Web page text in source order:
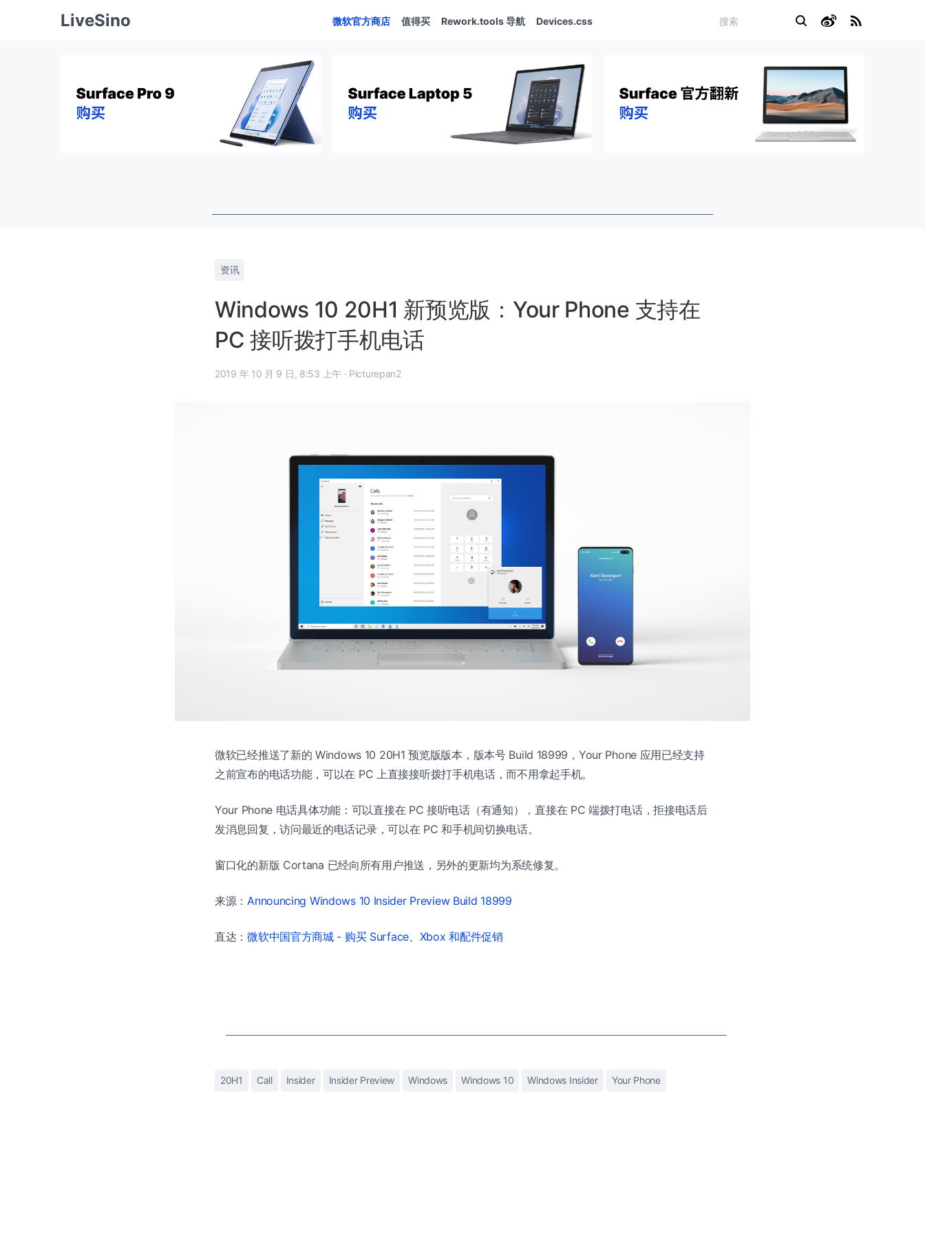
LiveSino 微软官方商店 值得买 Rework.tools 导航 Devices.css
资讯
Windows 10 20H1 新预览版：Your Phone 支持在
PC 接听拨打手机电话
2019 年 10 月 9 日, 8:53 上午 · Picturepan2
微软已经推送了新的 Windows 10 20H1 预览版版本，版本号 Build 18999，Your Phone 应用已经支持
之前宣布的电话功能，可以在 PC 上直接接听拨打手机电话，而不用拿起手机。
Your Phone 电话具体功能：可以直接在 PC 接听电话（有通知），直接在 PC 端拨打电话，拒接电话后
发消息回复，访问最近的电话记录，可以在 PC 和手机间切换电话。
窗口化的新版 Cortana 已经向所有用户推送，另外的更新均为系统修复。
来源： Announcing Windows 10 Insider Preview Build 18999
直达：微软中国官方商城 - 购买 Surface、Xbox 和配件促销
20H1 Call Insider Insider Preview Windows Windows 10 Windows Insider Your Phone